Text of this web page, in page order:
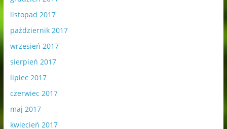
listopad 2017
październik 2017
wrzesień 2017
sierpień 2017
lipiec 2017
czerwiec 2017
maj 2017
kwiecień 2017